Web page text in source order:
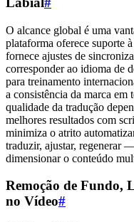
O alcance global é uma
plataforma oferece suporte
fornece ajustes de
corresponder ao idioma de
para treinamento
a consistência da marca em
qualidade da tradução
melhores resultados com
minimiza o atrito
traduzir, ajustar, regenerar
dimensionar o conteúdo
Remoção de Fundo,
no Vídeo#